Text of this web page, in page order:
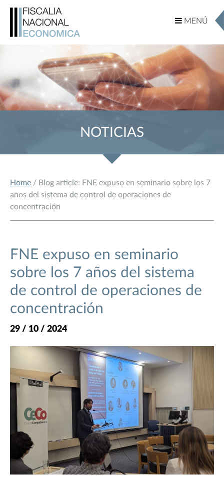
MENÚ
MENÚ
NOTICIAS
Home / Blog article: FNE expuso en seminario sobre los 7
años del sistema de control de operaciones de
concentración
FNE expuso en seminario
sobre los 7 años del sistema
de control de operaciones de
concentración
29 / 10 / 2024